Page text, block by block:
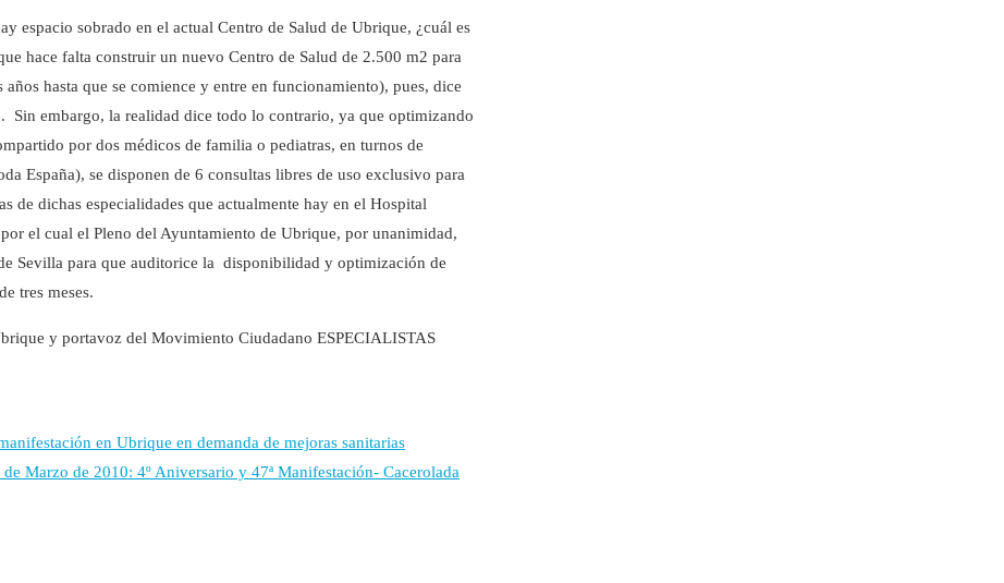
espacio sobrado en el actual Centro de Salud de Ubrique, ¿cuál es
hace falta construir un nuevo Centro de Salud de 2.500 m2 para
hasta que se comience y entre en funcionamiento), pues, dice
Sin embargo, la realidad dice todo lo contrario, ya que optimizando
por dos médicos de familia o pediatras, en turnos de
España), se disponen de 6 consultas libres de uso exclusivo para
de dichas especialidades que actualmente hay en el Hospital
el cual el Pleno del Ayuntamiento de Ubrique, por unanimidad,
Sevilla para que auditorice la disponibilidad y optimización de
tres meses.
y portavoz del Movimiento Ciudadano ESPECIALISTAS
en Ubrique en demanda de mejoras sanitarias
de Marzo de 2010: 4º Aniversario y 47ª Manifestación- Cacerolada